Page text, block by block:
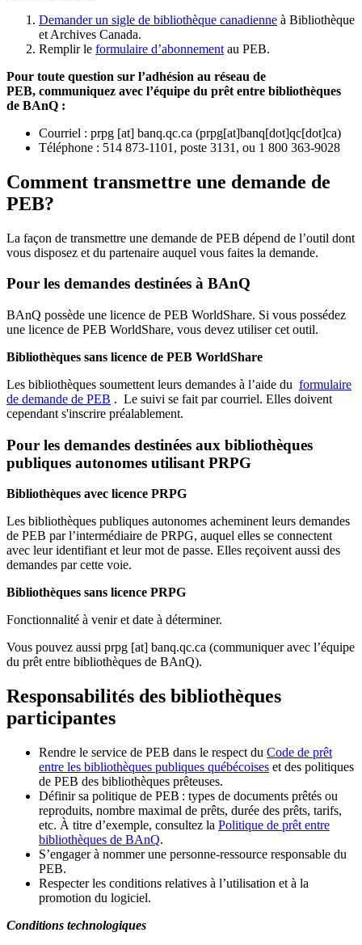
Demander un sigle de bibliothèque canadienne à Bibliothèque
et Archives Canada.
Remplir le formulaire d’abonnement au PEB.
Pour toute question sur l’adhésion au réseau de
PEB, communiquez avec l’équipe du prêt entre bibliothèques
de BAnQ :
Courriel : prpg [at] banq.qc.ca (prpg[at]banq[dot]qc[dot]ca)
Téléphone : 514 873-1101, poste 3131, ou 1 800 363-9028
Comment transmettre une demande de
PEB?
La façon de transmettre une demande de PEB dépend de l’outil dont
vous disposez et du partenaire auquel vous faites la demande.
Pour les demandes destinées à BAnQ
BAnQ possède une licence de PEB WorldShare. Si vous possédez
une licence de PEB WorldShare, vous devez utiliser cet outil.
Bibliothèques sans licence de PEB WorldShare
Les bibliothèques soumettent leurs demandes à l’aide du formulaire
de demande de PEB . Le suivi se fait par courriel. Elles doivent
cependant s'inscrire préalablement.
Pour les demandes destinées aux bibliothèques
publiques autonomes utilisant PRPG
Bibliothèques avec licence PRPG
Les bibliothèques publiques autonomes acheminent leurs demandes
de PEB par l’intermédiaire de PRPG, auquel elles se connectent
avec leur identifiant et leur mot de passe. Elles reçoivent aussi des
demandes par cette voie.
Bibliothèques sans licence PRPG
Fonctionnalité à venir et date à déterminer.
Vous pouvez aussi prpg [at] banq.qc.ca (communiquer avec l’équipe
du prêt entre bibliothèques de BAnQ).
Responsabilités des bibliothèques
participantes
Rendre le service de PEB dans le respect du Code de prêt
entre les bibliothèques publiques québécoises et des politiques
de PEB des bibliothèques prêteuses.
Définir sa politique de PEB : types de documents prêtés ou
reproduits, nombre maximal de prêts, durée des prêts, tarifs,
etc. À titre d’exemple, consultez la Politique de prêt entre
bibliothèques de BAnQ.
S’engager à nommer une personne-ressource responsable du
PEB.
Respecter les conditions relatives à l’utilisation et à la
promotion du logiciel.
Conditions technologiques